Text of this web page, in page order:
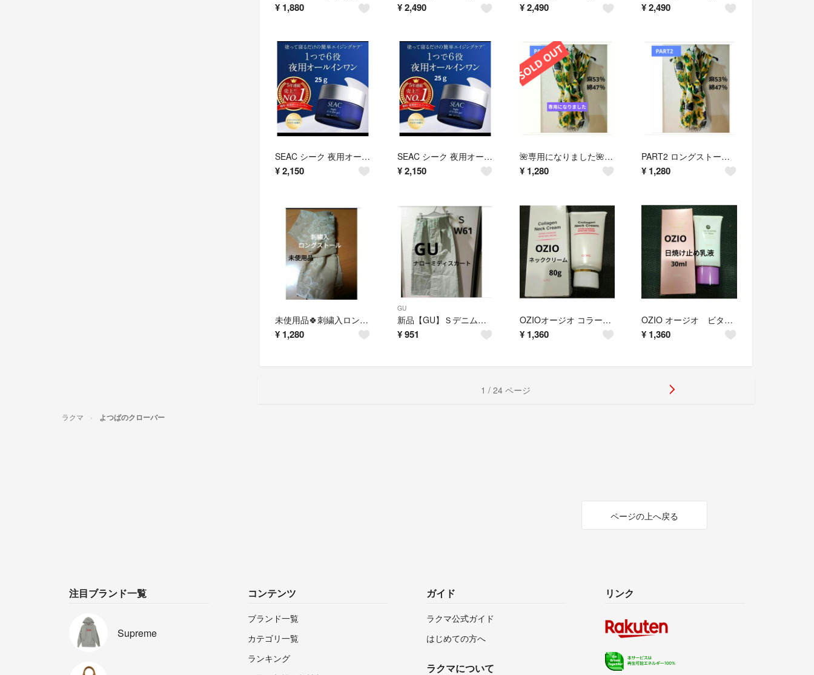
¥ 1,880 ¥2,490 ¥ 2,490 ¥2,490
SEAC シーク 夜用オールインワン 夜用保湿ゲルクリーム 25ｇ@4125
¥2,150
SEAC シーク 夜用オールインワン 夜用保湿ゲルクリーム 25ｇ @4125
¥2,150
🌺専用になりました🌺PART2 ロングストール 麻＝53％綿＝47％送料込@4,200🌺夏の必需品🌺
¥ 1,280
PART2 ロングストール 麻＝53％綿＝47％送料込@4,200🌺夏の必需品🌺
¥ 1,280
未使用品🍀刺繍入ロングストール 幅＝約60cm縦＝約180cm
¥ 1,280
GU
新品【GU】Ｓデニムフロントボタンナローミディスカート@1,990
¥951
OZIOオージオ コラーゲンネッククリーム80g
¥ 1,360
OZIO オージオ ビタナリッシュ UV ベース N 日焼け止め乳液30ml
¥ 1,360
1 / 24 ページ
ラクマ よつばのクローバー
ページの上へ戻る
注目ブランド一覧
Supreme
コンテンツ
ブランド一覧
カテゴリ一覧
ランキング
ガイド
ラクマ公式ガイド
はじめての方へ
ラクマについて
リンク